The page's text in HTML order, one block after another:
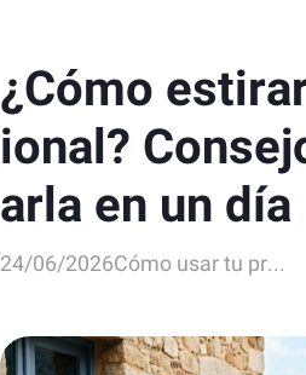
¿Cómo
ional?
arla en un día
24/06/2026Cómo usar tu pr...